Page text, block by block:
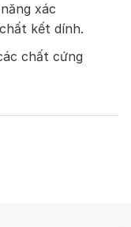
xác
kết dính.
chất cứng